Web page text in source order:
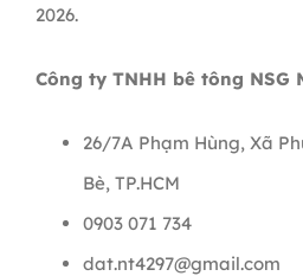
2026.
Công ty TNHH bê tông NSG
26/7A Phạm Hùng, Xã
Bè, TP.HCM
0903 071 734
dat.nt4297@gmail.com